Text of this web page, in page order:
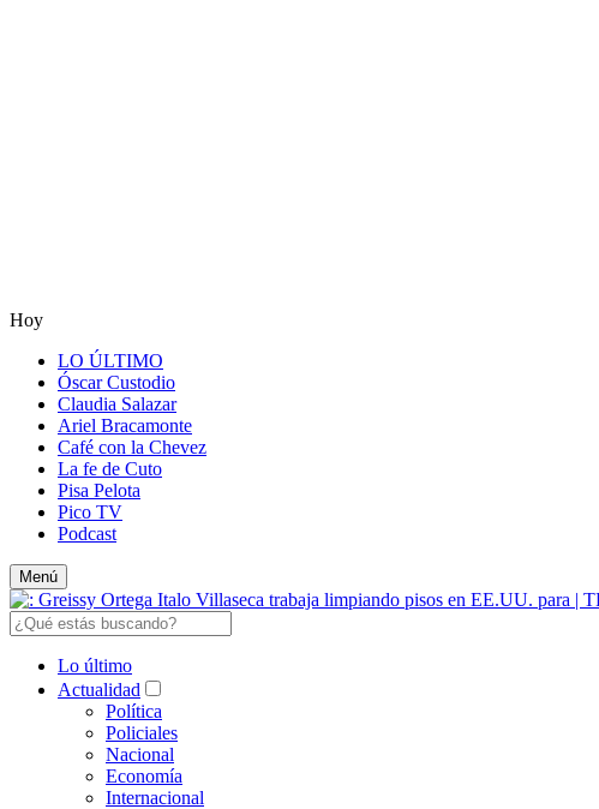
Hoy
LO ÚLTIMO
Óscar Custodio
Claudia Salazar
Ariel Bracamonte
Café con la Chevez
La fe de Cuto
Pisa Pelota
Pico TV
Podcast
Menú
Lo último
Actualidad
Política
Policiales
Nacional
Economía
Internacional